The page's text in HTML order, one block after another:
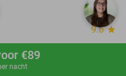
nu €89
nacht
9.6star